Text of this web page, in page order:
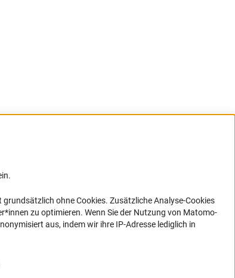
ohne Cookies. Zusätzliche Analyse-Cookies
zu optimieren. Wenn Sie der Nutzung von Matomo-
aus, indem wir ihre IP-Adresse lediglich in